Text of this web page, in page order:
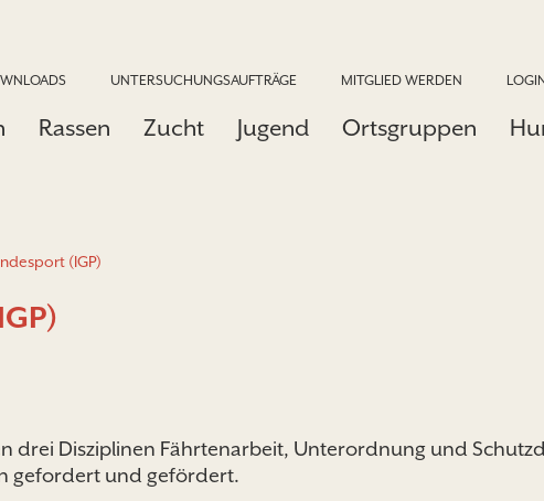
UNTERSUCHUNGSAUFTRÄGE MITGLIED WERDEN
Rassen Zucht Jugend Ortsgruppen
(IGP)
drei Disziplinen Fährtenarbeit, Unterordnung und
gefordert und gefördert.